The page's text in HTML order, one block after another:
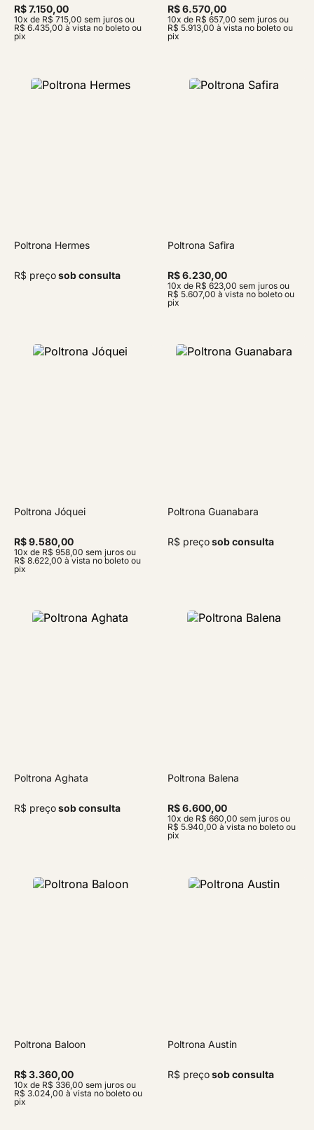
R$ 7.150,00
10x de R$ 715,00 sem juros ou
R$ 6.435,00 à vista no boleto ou
pix
R$ 6.570,00
10x de R$ 657,00 sem juros ou
R$ 5.913,00 à vista no boleto ou
pix
Poltrona Hermes
R$ preçosob consulta
Poltrona Safira
R$ 6.230,00
10x de R$ 623,00 sem juros ou
R$ 5.607,00 à vista no boleto ou
pix
Poltrona Jóquei
R$ 9.580,00
10x de R$ 958,00 sem juros ou
R$ 8.622,00 à vista no boleto ou
pix
Poltrona Guanabara
R$ preçosob consulta
Poltrona Aghata
R$ preçosob consulta
Poltrona Balena
R$ 6.600,00
10x de R$ 660,00 sem juros ou
R$ 5.940,00 à vista no boleto ou
pix
Poltrona Baloon
R$ 3.360,00
10x de R$ 336,00 sem juros ou
R$ 3.024,00 à vista no boleto ou
pix
Poltrona Austin
R$ preçosob consulta